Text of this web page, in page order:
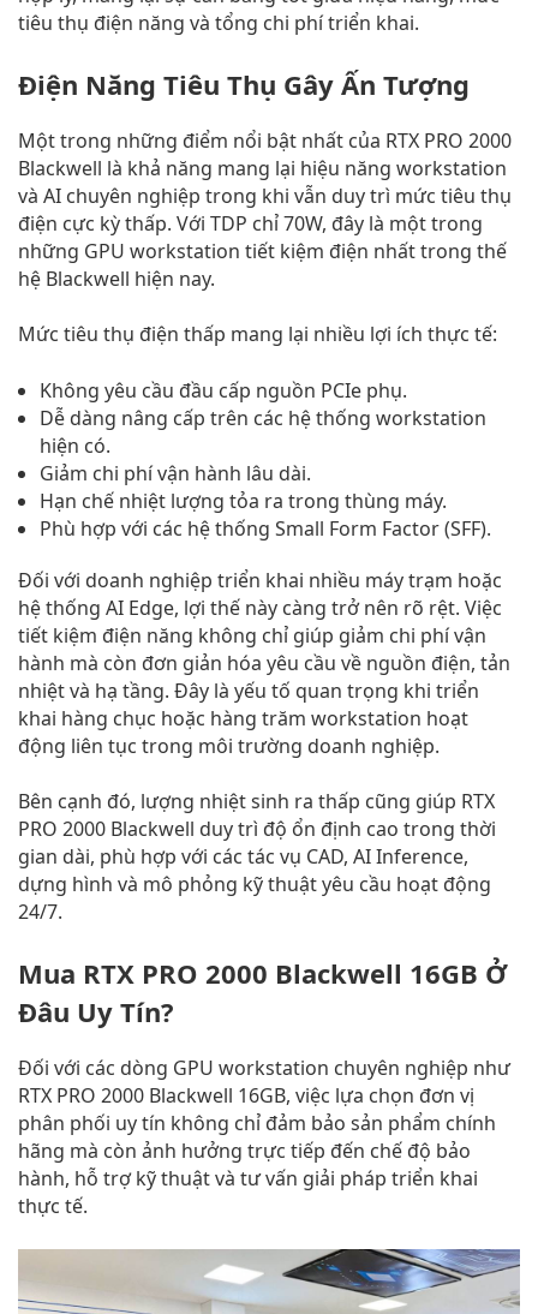
tiêu thụ điện năng và tổng chi phí triển khai.
Điện Năng Tiêu Thụ Gây Ấn Tượng
Một trong những điểm nổi bật nhất của RTX PRO 2000
Blackwell là khả năng mang lại hiệu năng workstation
và AI chuyên nghiệp trong khi vẫn duy trì mức tiêu thụ
điện cực kỳ thấp. Với TDP chỉ 70W, đây là một trong
những GPU workstation tiết kiệm điện nhất trong thế
hệ Blackwell hiện nay.
Mức tiêu thụ điện thấp mang lại nhiều lợi ích thực tế:
Không yêu cầu đầu cấp nguồn PCIe phụ.
Dễ dàng nâng cấp trên các hệ thống workstation
hiện có.
Giảm chi phí vận hành lâu dài.
Hạn chế nhiệt lượng tỏa ra trong thùng máy.
Phù hợp với các hệ thống Small Form Factor (SFF).
Đối với doanh nghiệp triển khai nhiều máy trạm hoặc
hệ thống AI Edge, lợi thế này càng trở nên rõ rệt. Việc
tiết kiệm điện năng không chỉ giúp giảm chi phí vận
hành mà còn đơn giản hóa yêu cầu về nguồn điện, tản
nhiệt và hạ tầng. Đây là yếu tố quan trọng khi triển
khai hàng chục hoặc hàng trăm workstation hoạt
động liên tục trong môi trường doanh nghiệp.
Bên cạnh đó, lượng nhiệt sinh ra thấp cũng giúp RTX
PRO 2000 Blackwell duy trì độ ổn định cao trong thời
gian dài, phù hợp với các tác vụ CAD, AI Inference,
dựng hình và mô phỏng kỹ thuật yêu cầu hoạt động
24/7.
Mua RTX PRO 2000 Blackwell 16GB Ở
Đâu Uy Tín?
Đối với các dòng GPU workstation chuyên nghiệp như
RTX PRO 2000 Blackwell 16GB, việc lựa chọn đơn vị
phân phối uy tín không chỉ đảm bảo sản phẩm chính
hãng mà còn ảnh hưởng trực tiếp đến chế độ bảo
hành, hỗ trợ kỹ thuật và tư vấn giải pháp triển khai
thực tế.